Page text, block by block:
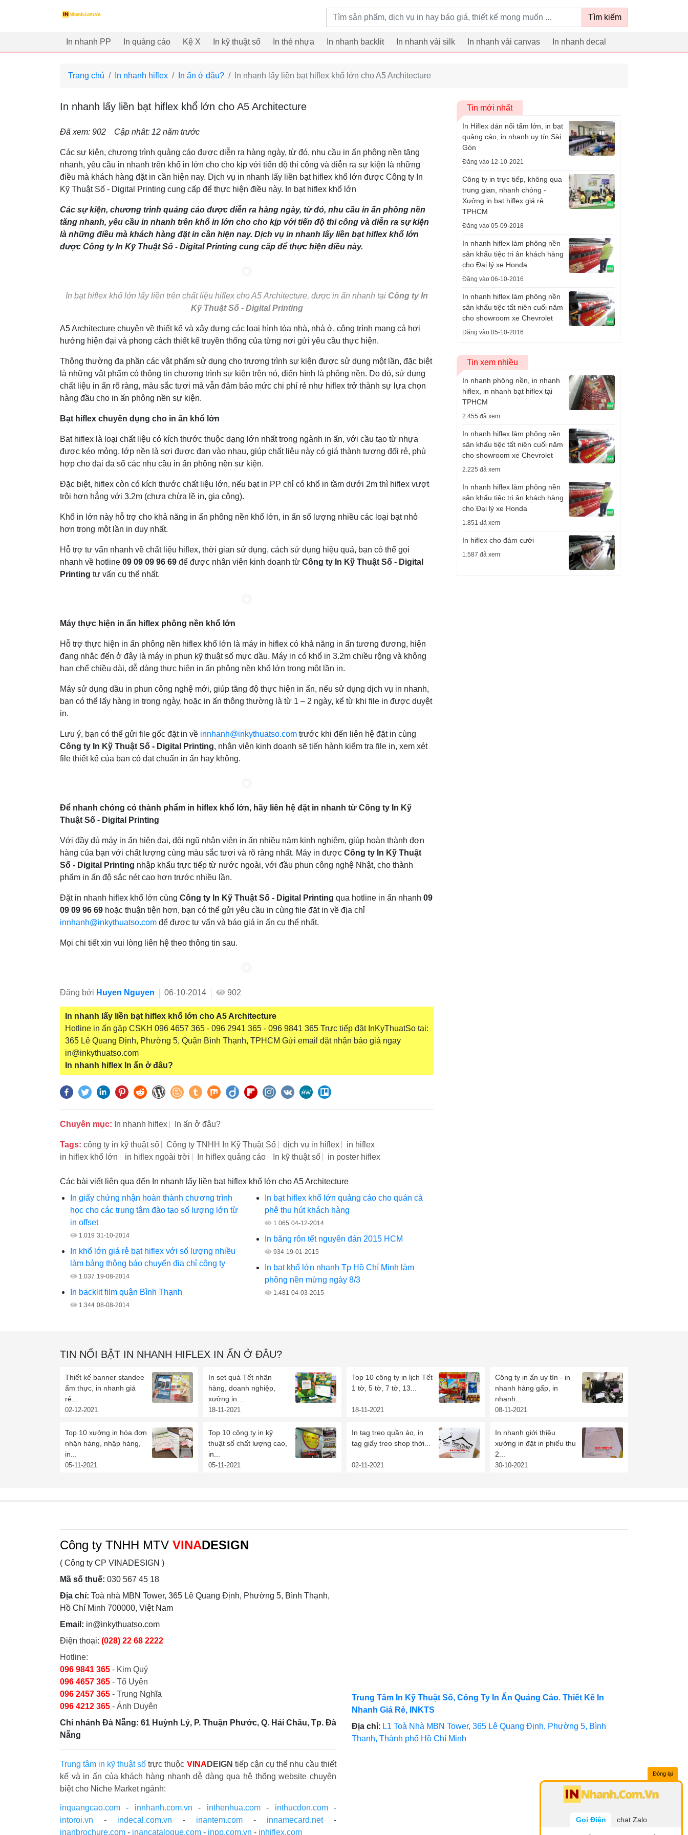
innhanh.com.vn Từ khoá tìm kiếm Tìm kiếm
In nhanh PP In quảng cáo Kệ X In kỹ thuật số In thẻ nhựa In nhanh backlit In nhanh vải silk In nhanh vải canvas In nhanh decal
Trang chủ In nhanh hiflex In ấn ở đâu? In nhanh lấy liền bạt hiflex khổ lớn cho A5 Architecture
In nhanh lấy liền bạt hiflex khổ lớn cho A5 Architecture
Đã xem: 902 Cập nhât: 12 năm trước
Các sự kiện, chương trình quảng cáo được diễn ra hàng ngày, từ đó, nhu cầu in ấn phông nền tăng
nhanh, yêu cầu in nhanh trên khổ in lớn cho cho kịp với tiến độ thi công và diễn ra sự kiện là những
điều mà khách hàng đặt in cần hiện nay. Dịch vụ in nhanh lấy liền bạt hiflex khổ lớn được Công ty In
Kỹ Thuật Số - Digital Printing cung cấp để thực hiện điều này. In bạt hiflex khổ lớn
Các sự kiện, chương trình quảng cáo được diễn ra hàng ngày, từ đó, nhu cầu in ấn phông nền
tăng nhanh, yêu cầu in nhanh trên khổ in lớn cho cho kịp với tiến độ thi công và diễn ra sự kiện
là những điều mà khách hàng đặt in cần hiện nay. Dịch vụ in nhanh lấy liền bạt hiflex khổ lớn
được Công ty In Kỹ Thuật Số - Digital Printing cung cấp để thực hiện điều này.
In bạt hiflex khổ lớn lấy liền trên chất liệu hiflex cho A5 Architecture, được in ấn nhanh tại Công ty In
Kỹ Thuật Số - Digital Printing
A5 Architecture chuyên về thiết kế và xây dựng các loại hình tòa nhà, nhà ở, công trình mang cả hơi
hướng hiện đại và phong cách thiết kế truyền thống của từng nơi gửi yêu cầu thực hiện.
Thông thường đa phần các vật phẩm sử dụng cho trương trình sự kiện được sử dụng một lần, đặc biệt
là những vật phẩm có thông tin chương trình sự kiện trên nó, điển hình là phông nền. Do đó, sử dụng
chất liệu in ấn rõ ràng, màu sắc tươi mà vẫn đảm bảo mức chi phí rẻ như hiflex trở thành sự lựa chọn
hàng đầu cho in ấn phông nền sự kiện.
Bạt hiflex chuyên dụng cho in ấn khổ lớn
Bat hiflex là loại chất liệu có kích thước thuộc dạng lớn nhất trong ngành in ấn, với cầu tạo từ nhựa
được kéo mỏng, lớp nền là sợi được đan vào nhau, giúp chất liệu này có giá thành tương đối rẻ, phù
hợp cho đại đa số các nhu cầu in ấn phông nền sư kiện.
Đặc biệt, hiflex còn có kích thước chất liệu lớn, nếu bạt in PP chỉ có khổ in tầm dưới 2m thì hiflex vượt
trội hơn hẳng với 3.2m (chưa chừa lề in, gia công).
Khổ in lớn này hỗ trợ cho khả năng in ấn phông nền khổ lớn, in ấn số lượng nhiều các loại bạt nhỏ
hơn trong một lần in duy nhất.
Hỗ trợ tư vấn nhanh về chất liệu hiflex, thời gian sử dụng, cách sử dụng hiệu quả, bạn có thể gọi
nhanh về hotline 09 09 09 96 69 để được nhân viên kinh doanh từ Công ty In Kỹ Thuật Số - Digital
Printing tư vấn cụ thể nhất.
Máy thực hiện in ấn hiflex phông nền khổ lớn
Hỗ trợ thực hiện in ấn phông nền hiflex khổ lớn là máy in hiflex có khả năng in ấn tương đương, hiện
đang nhắc đến ở đây là máy in phun kỹ thuật số mực dầu. Máy in có khổ in 3.2m chiều rộng và không
hạn chể chiều dài, dễ dàng thực hiện in ấn phông nền khổ lớn trong một lần in.
Máy sử dụng dầu in phun công nghệ mới, giúp tăng độ thực hiện in ấn, nếu sử dụng dịch vụ in nhanh,
bạn có thể lấy hàng in trong ngày, hoặc in ấn thông thường là từ 1 – 2 ngày, kể từ khi file in được duyệt
in.
Lưu ý, bạn có thể gửi file gốc đặt in về innhanh@inkythuatso.com trước khi đến liên hệ đặt in cùng
Công ty In Kỹ Thuật Số - Digital Printing, nhân viên kinh doanh sẽ tiến hành kiểm tra file in, xem xét
file thiết kế của bạn có đạt chuẩn in ấn hay không.
Để nhanh chóng có thành phẩm in hiflex khổ lớn, hãy liên hệ đặt in nhanh từ Công ty In Kỹ
Thuật Số - Digital Printing
Với đầy đủ máy in ấn hiện đại, đội ngũ nhân viên in ấn nhiều năm kinh nghiệm, giúp hoàn thành đơn
hàng của bạn với chất lượng cùng màu sắc tươi và rõ ràng nhất. Máy in được Công ty In Kỹ Thuật
Số - Digital Printing nhập khẩu trực tiếp từ nước ngoài, với đầu phun công nghệ Nhật, cho thành
phẩm in ấn độ sắc nét cao hơn trước nhiều lần.
Đặt in nhanh hiflex khổ lớn cùng Công ty In Kỹ Thuật Số - Digital Printing qua hotline in ấn nhanh 09
09 09 96 69 hoặc thuận tiện hơn, bạn có thể gửi yêu cầu in cùng file đặt in về địa chỉ
innhanh@inkythuatso.com để được tư vấn và báo giá in ấn cụ thể nhất.
Mọi chi tiết xin vui lòng liên hệ theo thông tin sau.
Đăng bởi Huyen Nguyen 06-10-2014 902
In nhanh lấy liền bạt hiflex khổ lớn cho A5 Architecture
Hotline in ấn gặp CSKH 096 4657 365 - 096 2941 365 - 096 9841 365 Trực tiếp đặt InKyThuatSo tại:
365 Lê Quang Định, Phường 5, Quận Bình Thạnh, TPHCM Gửi email đặt nhận báo giá ngay
in@inkythuatso.com
In nhanh hiflex In ấn ở đâu?
Chuyên mục: In nhanh hiflex In ấn ở đâu?
Tags: công ty in kỹ thuật số Công ty TNHH In Kỹ Thuật Số dịch vụ in hiflex
in hiflex
in hiflex khổ lớn
in hiflex ngoài trời In hiflex quảng cáo In kỹ thuật số in poster hiflex
Các bài viết liên qua đến In nhanh lấy liền bạt hiflex khổ lớn cho A5 Architecture
In giấy chứng nhận hoàn thành chương trình
học cho các trung tâm đào tạo số lượng lớn từ
in offset
1.019 31-10-2014
In khổ lớn giá rẻ bạt hiflex với số lượng nhiều
làm bảng thông báo chuyển địa chỉ công ty
1.037 19-08-2014
In backlit film quận Bình Thạnh
1.344 08-08-2014
In bạt hiflex khổ lớn quảng cáo cho quán cà
phê thu hút khách hàng
1.065 04-12-2014
In băng rôn tết nguyên đán 2015 HCM
934 19-01-2015
In bạt khổ lớn nhanh Tp Hồ Chí Minh làm
phông nền mừng ngày 8/3
1.481 04-03-2015
Tin mới nhất
In Hiflex dán nối tấm lớn, in bạt
quảng cáo, in nhanh uy tín Sài
Gòn
Đăng vào 12-10-2021
Công ty in trực tiếp, không qua
trung gian, nhanh chóng -
Xưởng in bạt hiflex giá rẻ
TPHCM
Đăng vào 05-09-2018
In nhanh hiflex làm phông nền
sân khấu tiệc tri ân khách hàng
cho Đại lý xe Honda
Đăng vào 06-10-2016
In nhanh hiflex làm phông nền
sân khấu tiệc tất niên cuối năm
cho showroom xe Chevrolet
Đăng vào 05-10-2016
Tin xem nhiều
In nhanh phông nền, in nhanh
hiflex, in nhanh bạt hiflex tại
TPHCM
2.455 đã xem
In nhanh hiflex làm phông nền
sân khấu tiệc tất niên cuối năm
cho showroom xe Chevrolet
2.225 đã xem
In nhanh hiflex làm phông nền
sân khấu tiệc tri ân khách hàng
cho Đại lý xe Honda
1.851 đã xem
In hiflex cho đám cưới
1.587 đã xem
TIN NỔI BẬT IN NHANH HIFLEX IN ẤN Ở ĐÂU?
Thiết kế banner standee
ẩm thực, in nhanh giá
rẻ...
02-12-2021
In set quà Tết nhãn
hàng, doanh nghiệp,
xưởng in...
18-11-2021
Top 10 công ty in lịch Tết
1 tờ, 5 tờ, 7 tờ, 13...
18-11-2021
Công ty in ấn uy tín - in
nhanh hàng gấp, in
nhanh...
08-11-2021
Top 10 xưởng in hóa đơn
nhận hàng, nhập hàng,
in...
05-11-2021
Top 10 công ty in kỹ
thuật số chất lượng cao,
in...
05-11-2021
In tag treo quần áo, in
tag giấy treo shop thời...
02-11-2021
In nhanh giới thiệu
xưởng in đặt in phiếu thu
2...
30-10-2021
Công ty TNHH MTV VINADESIGN
( Công ty CP VINADESIGN )
Mã số thuế: 030 567 45 18
Địa chỉ: Toà nhà MBN Tower, 365 Lê Quang Định, Phường 5, Bình Thạnh,
Hồ Chí Minh 700000, Việt Nam
Email: in@inkythuatso.com
Điện thoại: (028) 22 68 2222
Hotline:
096 9841 365 - Kim Quý
096 4657 365 - Tố Uyên
096 2457 365 - Trung Nghĩa
096 4212 365 - Ánh Duyên
Chi nhánh Đà Nẵng: 61 Huỳnh Lý, P. Thuận Phước, Q. Hải Châu, Tp. Đà
Nẵng
Trung tâm in kỹ thuật số trực thuộc VINA DEIGN tiếp cận cụ thể nhu cầu thiết
kế và in ấn của khách hàng nhanh dễ dàng qua hệ thống website chuyên
biệt cho Niche Market ngành:
inquangcao.com - innhanh.com.vn - inthenhua.com- inthucdon.com-
intoroi.vn - indecal.com.vn - inantem.com - innamecard.net-
inanbrochure.com - inancatalogue.com - inpp.com.vn - inhiflex.com
Trung Tâm In Kỹ Thuật Số, Công Ty In Ấn Quảng Cáo. Thiết Kế In
Nhanh Giá Rẻ, INKTS
Địa chỉ: L1 Toà Nhà MBN Tower, 365 Lê Quang Định, Phường 5, Bình
Thạnh, Thành phố Hồ Chí Minh
Đóng lại
Gọi Điện chat Zalo